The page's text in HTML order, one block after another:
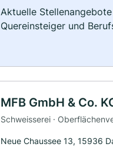
Aktuelle
Quereinsteiger und
MFB GmbH & Co.
Schweisserei ·
Neue Chaussee 13, 15936